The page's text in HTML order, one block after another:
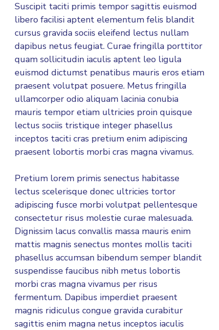
Suscipit taciti primis tempor sagittis euismod
libero facilisi aptent elementum felis blandit
cursus gravida sociis eleifend lectus nullam
dapibus netus feugiat. Curae fringilla porttitor
quam sollicitudin iaculis aptent leo ligula
euismod dictumst penatibus mauris eros etiam
praesent volutpat posuere. Metus fringilla
ullamcorper odio aliquam lacinia conubia
mauris tempor etiam ultricies proin quisque
lectus sociis tristique integer phasellus
inceptos taciti cras pretium enim adipiscing
praesent lobortis morbi cras magna vivamus.
Pretium lorem primis senectus habitasse
lectus scelerisque donec ultricies tortor
adipiscing fusce morbi volutpat pellentesque
consectetur risus molestie curae malesuada.
Dignissim lacus convallis massa mauris enim
mattis magnis senectus montes mollis taciti
phasellus accumsan bibendum semper blandit
suspendisse faucibus nibh metus lobortis
morbi cras magna vivamus per risus
fermentum. Dapibus imperdiet praesent
magnis ridiculus congue gravida curabitur
sagittis enim magna netus inceptos iaculis